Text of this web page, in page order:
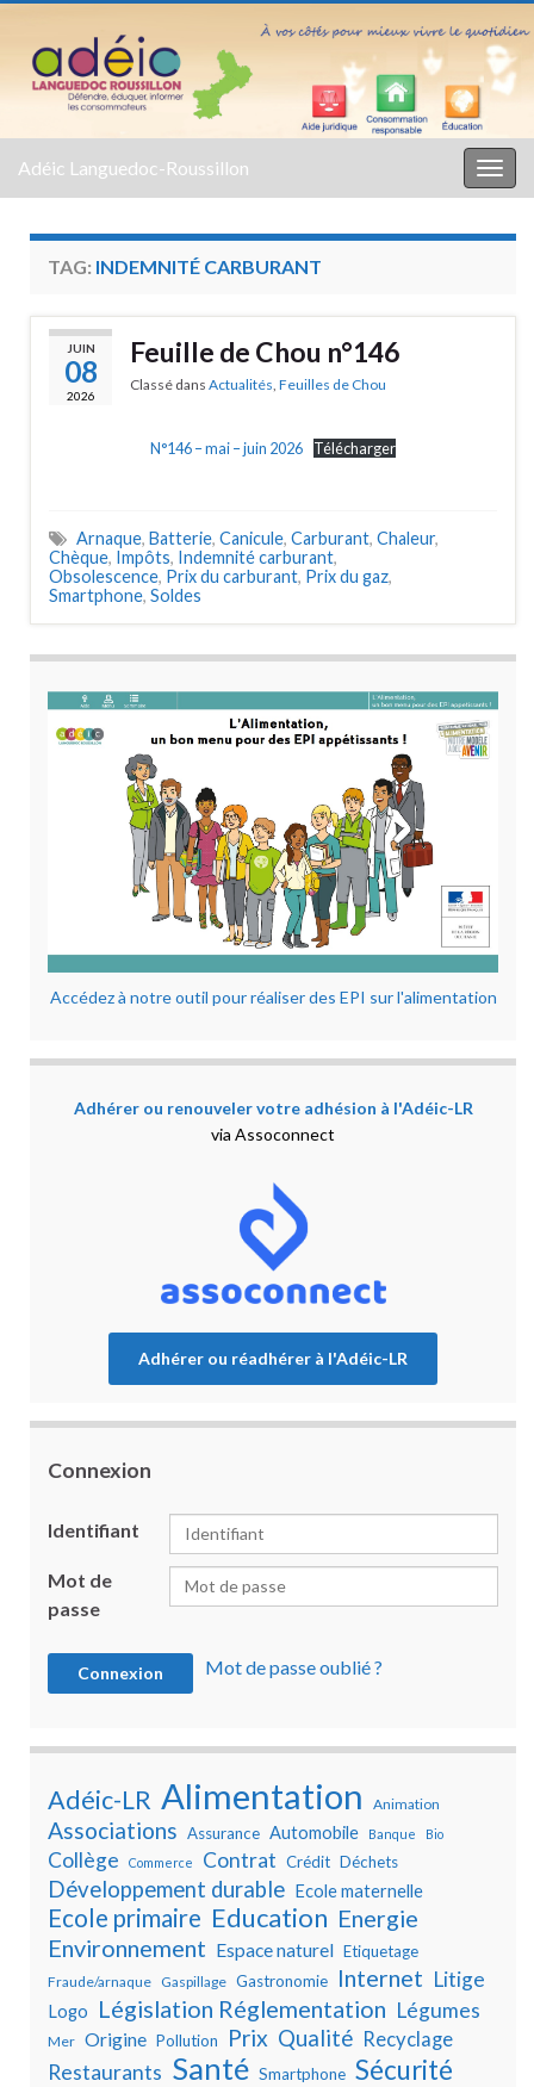
Adéic Languedoc-Roussillon
TAG: INDEMNITÉ CARBURANT
JUIN
08
2026
Feuille de Chou n°146
Classé dans Actualités, Feuilles de Chou
N°146 – mai – juin 2026 Télécharger
Arnaque, Batterie, Canicule, Carburant, Chaleur,
Chèque, Impôts, Indemnité carburant,
Obsolescence, Prix du carburant, Prix du gaz,
Smartphone, Soldes
Accédez à notre outil pour réaliser des EPI sur l'alimentation
Adhérer ou renouveler votre adhésion à l'Adéic-LR
via Assoconnect
Adhérer ou réadhérer à l'Adéic-LR
Connexion
Identifiant
Mot de
passe
Mot de passe oublié ?
Adéic-LR Alimentation Animation
Associations Assurance Automobile Banque Bio
Collège Commerce Contrat Crédit Déchets
Développement durable Ecole maternelle
Ecole primaire Education Energie
Environnement Espace naturel Etiquetage
Fraude/arnaque Gaspillage Gastronomie Internet Litige
Logo Législation Réglementation Légumes
Mer Origine Pollution Prix Qualité Recyclage
Restaurants Santé Smartphone Sécurité